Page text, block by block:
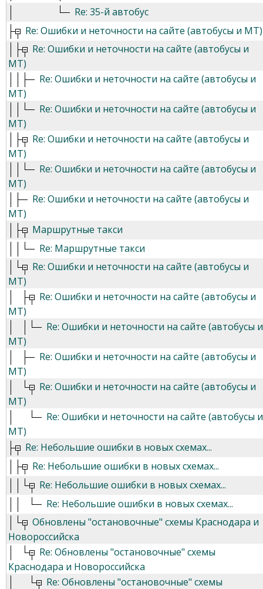
Re: 35-й автобус
Re: Ошибки и неточности на сайте (автобусы и МТ)
Re: Ошибки и неточности на сайте (автобусы и
МТ)
Re: Ошибки и неточности на сайте (автобусы и
МТ)
Re: Ошибки и неточности на сайте (автобусы и
МТ)
Re: Ошибки и неточности на сайте (автобусы и
МТ)
Re: Ошибки и неточности на сайте (автобусы и
МТ)
Re: Ошибки и неточности на сайте (автобусы и
МТ)
Маршрутные такси
Re: Маршрутные такси
Re: Ошибки и неточности на сайте (автобусы и
МТ)
Re: Ошибки и неточности на сайте (автобусы и
МТ)
Re: Ошибки и неточности на сайте (автобусы и
МТ)
Re: Ошибки и неточности на сайте (автобусы и
МТ)
Re: Ошибки и неточности на сайте (автобусы и
МТ)
Re: Ошибки и неточности на сайте (автобусы и
МТ)
Re: Небольшие ошибки в новых схемах...
Re: Небольшие ошибки в новых схемах...
Re: Небольшие ошибки в новых схемах...
Re: Небольшие ошибки в новых схемах...
Обновлены "остановочные" схемы Краснодара и
Новороссийска
Re: Обновлены "остановочные" схемы
Краснодара и Новороссийска
Re: Обновлены "остановочные" схемы